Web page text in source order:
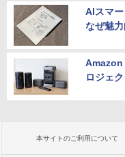
AIスマ
なぜ魅
Amazon
ロジェ
本サイトのご利用について